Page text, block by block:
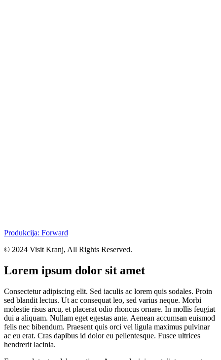
Produkcija: Forward
© 2024 Visit Kranj, All Rights Reserved.
Lorem ipsum dolor sit amet
Consectetur adipiscing elit. Sed iaculis ac lorem quis sodales. Proin
sed blandit lectus. Ut ac consequat leo, sed varius neque. Morbi
molestie risus arcu, et placerat odio rhoncus ornare. In mollis feugiat
dui a aliquam. Nullam eget egestas ante. Aenean accumsan euismod
felis nec bibendum. Praesent quis orci vel ligula maximus pulvinar
ac eu erat. Cras dapibus id dolor eu pellentesque. Fusce ultrices
hendrerit lacinia.